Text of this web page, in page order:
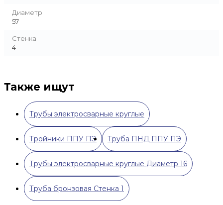
Диаметр
57
Стенка
4
Также ищут
Трубы электросварные круглые
Тройники ППУ ПЭ Труба ПНД ППУ ПЭ
Трубы электросварные круглые Диаметр 16
Труба бронзовая Стенка 1